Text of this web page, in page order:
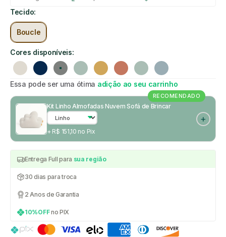
Tecido:
Boucle
Cores disponíveis:
Linho Azul marinho
Cinza Verde MostardaRosa Verde Azul claro
Essa pode ser uma ótima adição ao seu carrinho
RECOMENDADO
Kit Linho Almofadas Nuvem Sofá de Brincar
+ R$ 151,10 no Pix
Entrega Full para sua região
30 dias para troca
2 Anos de Garantia
10%OFFno PIX